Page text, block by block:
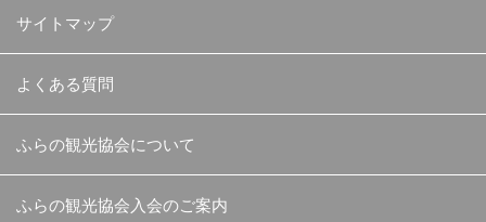
サイトマップ
よくある質問
ふらの観光協会について
ふらの観光協会入会のご案内